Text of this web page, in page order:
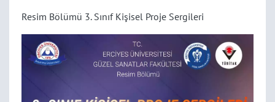
Resim Bölümü 3. Sınıf Kişisel Proje Sergileri